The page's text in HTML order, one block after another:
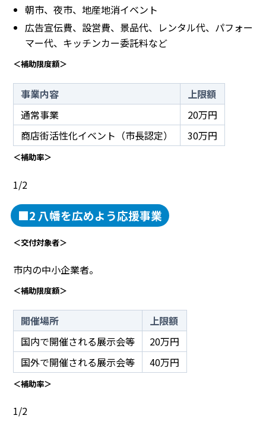
朝市、夜市、地産地消イベント
広告宣伝費、設営費、景品代、レンタル代、パフォー
マー代、キッチンカー委託料など
＜補助限度額＞
事業内容
上限額
通常事業
20万円
商店街活性化イベント（市長認定）
30万円
＜補助率＞
1/2
■2 八幡を広めよう応援事業
＜交付対象者＞
市内の中小企業者。
＜補助限度額＞
開催場所
上限額
国内で開催される展示会等
20万円
国外で開催される展示会等
40万円
＜補助率＞
1/2